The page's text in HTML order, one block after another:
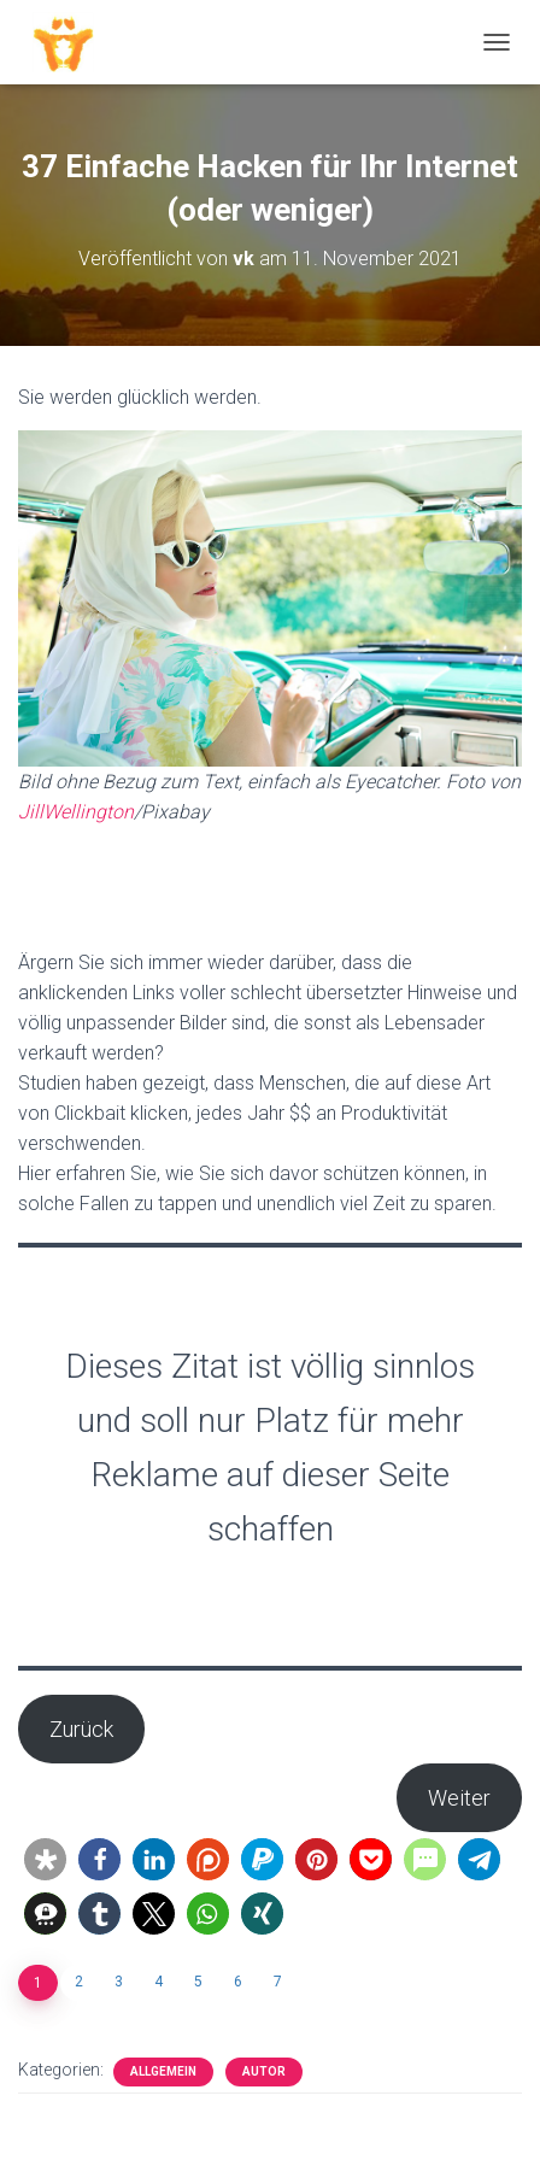
A
A
N
L
N
37 Einfache Hacken für Ihr Internet
(oder weniger)
Veröffentlicht von vk am 11. November 2021
Sie werden glücklich werden.
Bild ohne Bezug zum Text, einfach als Eyecatcher. Foto von
JillWellington/Pixabay
Ärgern Sie sich immer wieder darüber, dass die
anklickenden Links voller schlecht übersetzter Hinweise und
völlig unpassender Bilder sind, die sonst als Lebensader
verkauft werden?
Studien haben gezeigt, dass Menschen, die auf diese Art
von Clickbait klicken, jedes Jahr $$ an Produktivität
verschwenden.
Hier erfahren Sie, wie Sie sich davor schützen können, in
solche Fallen zu tappen und unendlich viel Zeit zu sparen.
Dieses Zitat ist völlig sinnlos
und soll nur Platz für mehr
Reklame auf dieser Seite
schaffen
Zurück
Weiter
1 2 3 4 5 6 7
Kategorien: ALLGEMEIN AUTOR